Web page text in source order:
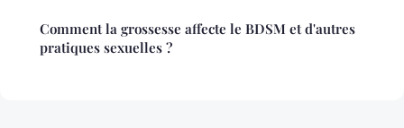
Comment la grossesse affecte le BDSM et d'autres
pratiques sexuelles ?